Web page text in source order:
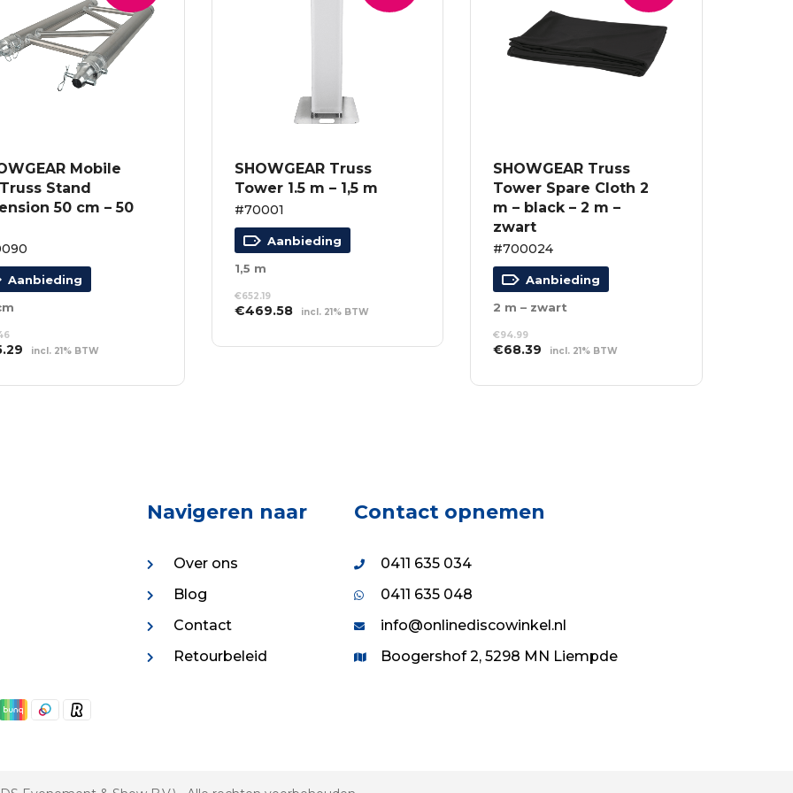
Mobile
Stand
50 cm – 50
Aanbieding
Huidige
is:
incl. 21% BTW
SHOWGEAR Truss
Tower 1.5 m – 1,5 m
#70001
Aanbieding
1,5 m
€652.19
Oorspronkelijke
was:
€469.58Huidige
is:
incl. 21% BTW
WINKELWAGEN
SHOWGEAR Truss
Tower Spare Cloth 2
m – black – 2 m –
zwart
#700024
Aanbieding
2 m – zwart
€94.99
Oorspronkelijke
was:
€68.39 Huidige
is:
incl. 21% BTW
WINKELWAGEN
Navigeren naar
Over ons
Blog
Contact
Retourbeleid
Contact opnemen
0411 635 034
0411 635 048
info@onlinediscowinkel.nl
Boogershof 2, 5298 MN Liempde